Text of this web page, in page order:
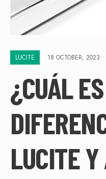
LUCITE 18 OCTOBER, 2023
¿CUÁL
LUCITE